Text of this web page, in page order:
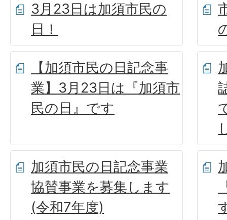
3月23日は加須市民の
日！
【加須市民の日記念事
業】3月23日は『加須市
民の日』です
加須市民の日記念事業
協賛事業を募集します
(令和7年度)